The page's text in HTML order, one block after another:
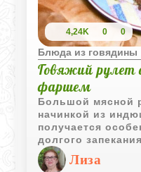
4,24K 0 0
Блюда из говядины
Говяжий
фаршем
Большой мясной
начинкой из
получается
долгого
становится
насыщенный
Лиза